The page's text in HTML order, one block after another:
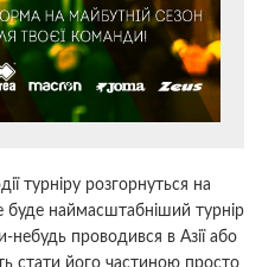
турніру розгорнуться на
буде наймасштабніший турнір
проводився в Азії або